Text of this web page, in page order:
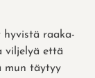
hyvistä raaka-
viljelyä että
mun täytyy